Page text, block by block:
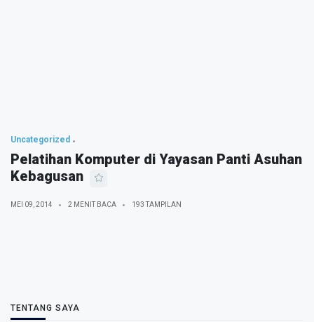
Uncategorized
Pelatihan Komputer di Yayasan Panti Asuhan
Kebagusan
MEI 09, 2014 2 MENIT BACA 193 TAMPILAN
TENTANG SAYA